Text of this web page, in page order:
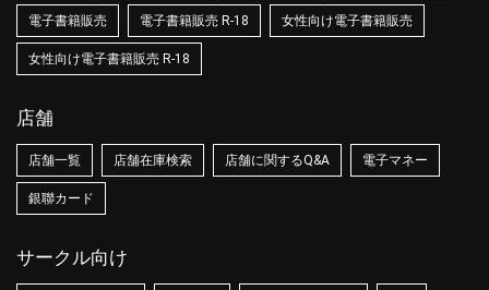
電子書籍販売 電子書籍販売 R-18 女性向け電子書籍販売
女性向け電子書籍販売 R-18
店舗
店舗一覧 店舗在庫検索 店舗に関するQ&A 電子マネー
銀聯カード
サークル向け